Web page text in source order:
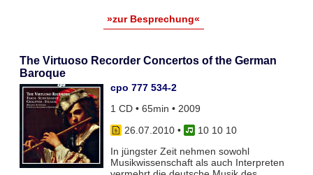
»zur Besprechung«
The Virtuoso Recorder Concertos of the German
Baroque
cpo 777 534-2
1 CD • 65min • 2009
26.07.2010•
10 10 10
In jüngster Zeit nehmen sowohl
Musikwissenschaft als auch Interpreten